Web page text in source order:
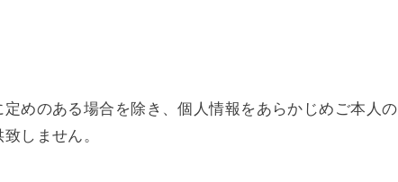
めのある場合を除き、個人情報をあらかじめご本人の
しません。